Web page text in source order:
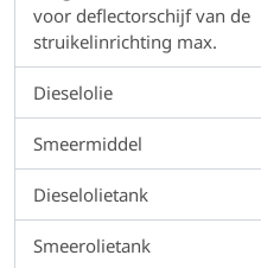
voor deflectorschijf van de
struikelinrichting max.
Dieselolie
Smeermiddel
Dieselolietank
Smeerolietank